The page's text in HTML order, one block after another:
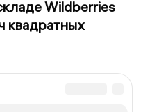
Wildberries
квадратных